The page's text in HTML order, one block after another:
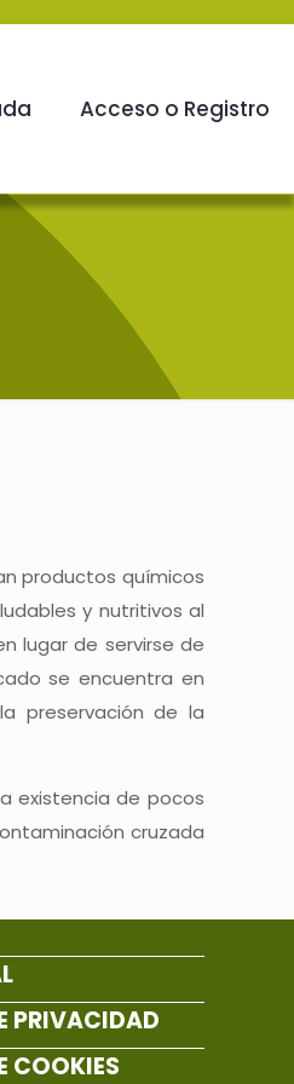
Acceso o Registro
productos químicos
y nutritivos al
lugar de servirse de
se encuentra en
preservación de la
existencia de pocos
cruzada
PRIVACIDAD
COOKIES